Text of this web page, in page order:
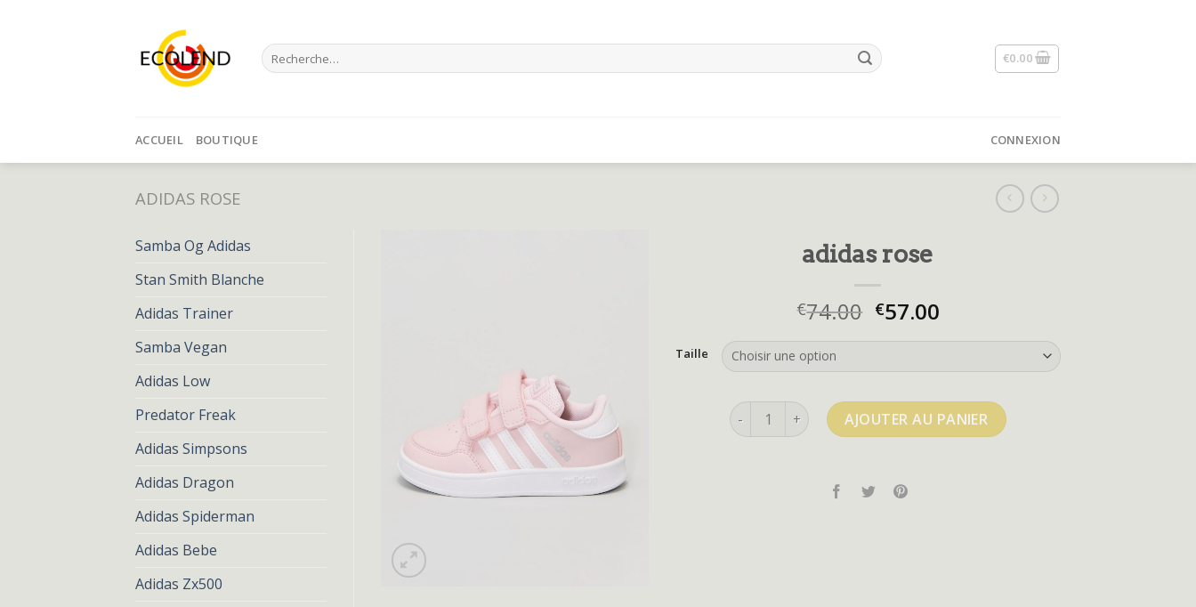
Recherche
pour :
€0.00
ACCUEIL BOUTIQUE CONNEXION
ADIDAS ROSE
Samba Og Adidas
Stan Smith Blanche
Adidas Trainer
Samba Vegan
Adidas Low
Predator Freak
Adidas Simpsons
Adidas Dragon
Adidas Spiderman
Adidas Bebe
Adidas Zx500
adidas rose
€74.00 €57.00
Taille
quantité de adidas roseAJOUTER AU PANIER